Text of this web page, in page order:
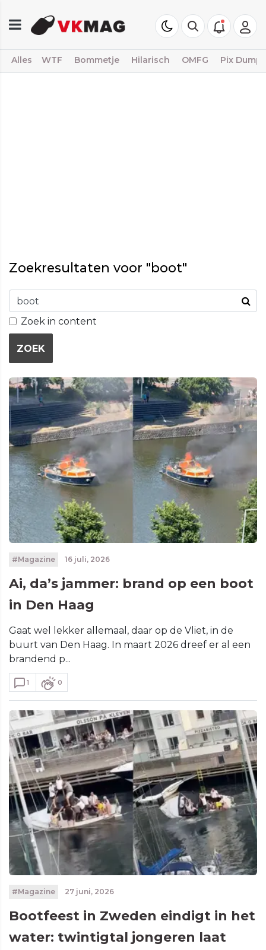
Alles WTF Bommetje Hilarisch OMFG Pix Dump
Zoekresultaten voor "boot"
Zoek in content
ZOEK
#Magazine 16 juli, 2026
Ai, da’s jammer: brand op een boot
in Den Haag
Gaat wel lekker allemaal, daar op de Vliet, in de
buurt van Den Haag. In maart 2026 dreef er al een
brandend p...
1 0
#Magazine 27 juni, 2026
Bootfeest in Zweden eindigt in het
water: twintigtal jongeren laat